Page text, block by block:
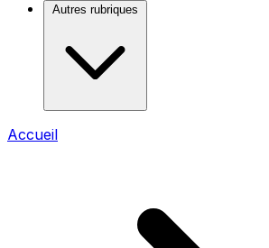
Autres rubriques
Accueil